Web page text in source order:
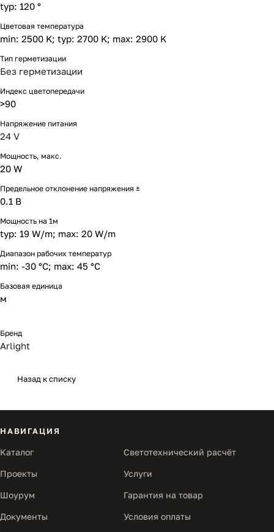
typ: 120 °
Цветовая температура
min: 2500 K; typ: 2700 K; max: 2900 K
Тип герметизации
Без герметизации
Индекс цветопередачи
>90
Напряжение питания
24 V
Мощность, макс.
20 W
Предельное отклонение напряжения ±
0.1 В
Мощность на 1м
typ: 19 W/m; max: 20 W/m
Диапазон рабочих температур
min: -30 °C; max: 45 °C
Базовая единица
м
Бренд
Arlight
Назад к списку
НАВИГАЦИЯ
Каталог Светотехнический расчёт
Проекты Услуги
Шоурум Гарантия на товар
Документы Условия оплаты